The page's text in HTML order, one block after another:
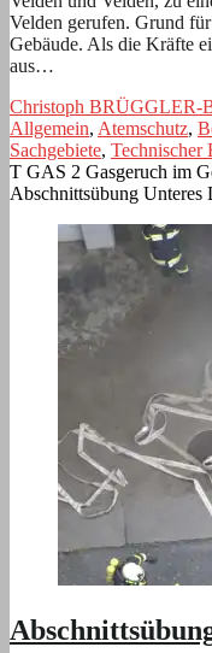
Velden gerufen. Grund
Gebäude. Als die Kräfte
aus…
Christoph
Allgemein, Atemschutz,
Sachgebiete, Technischer
T GAS 2 Gasgeruch im
Abschnittsübung Unteres